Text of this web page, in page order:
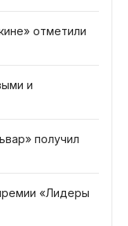
отметили
и
получил
«Лидеры